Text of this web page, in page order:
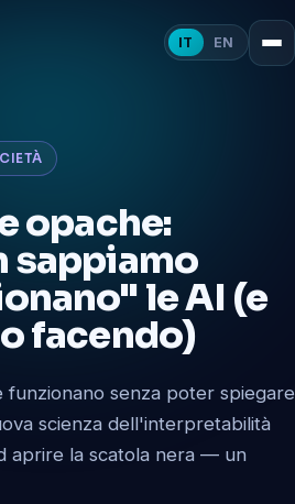
IT EN
opache:
sappiamo
le AI (e
facendo)
funzionano senza poter spiegare
scienza dell'interpretabilità
aprire la scatola nera — un